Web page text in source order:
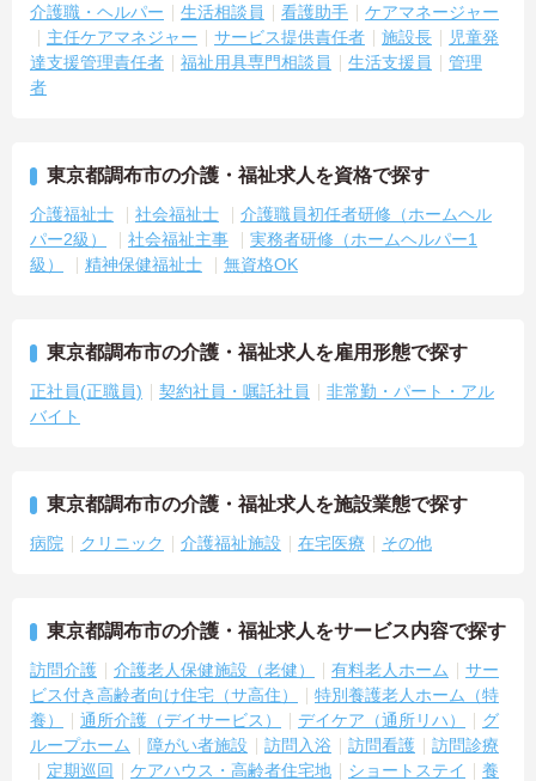
介護職・ヘルパー 生活相談員 看護助手
ケアマネージャー
主任ケアマネジャー
サービス提供責任者 施設長
児童発
達支援管理責任者
福祉用具専門相談員 生活支援員
管理
者
東京都調布市の介護・福祉求人を資格で探す
介護福祉士 社会福祉士
介護職員初任者研修（ホームヘル
パー2級）
社会福祉主事
実務者研修（ホームヘルパー1
級）
精神保健福祉士 無資格OK
東京都調布市の介護・福祉求人を雇用形態で探す
正社員(正職員) 契約社員・嘱託社員
非常勤・パート・アル
バイト
東京都調布市の介護・福祉求人を施設業態で探す
病院 クリニック 介護福祉施設 在宅医療 その他
東京都調布市の介護・福祉求人をサービス内容で探す
訪問介護 介護老人保健施設（老健） 有料老人ホーム
サー
ビス付き高齢者向け住宅（サ高住）
特別養護老人ホーム（特
養）
通所介護（デイサービス） デイケア（通所リハ）
グ
ループホーム
障がい者施設 訪問入浴 訪問看護
訪問診療
定期巡回
ケアハウス・高齢者住宅地 ショートステイ
養